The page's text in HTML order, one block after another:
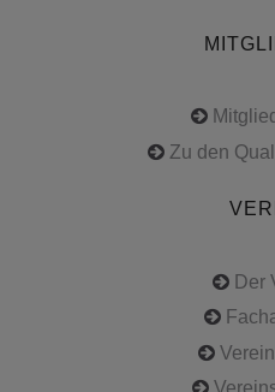
Zu den
Der